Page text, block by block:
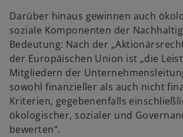
Darüber hinaus gewinnen auch
soziale Komponenten der
Bedeutung: Nach der
der Europäischen Union ist „die
Mitgliedern der
sowohl finanzieller als auch nicht
Kriterien, gegebenenfalls
ökologischer, sozialer und
bewerten“.